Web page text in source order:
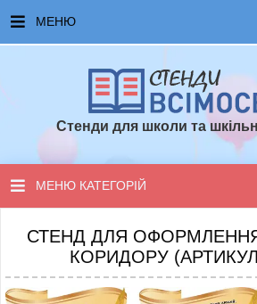
МЕНЮ
ЧАСТІ ЗАПИТАННЯ ТА ВІДПОВІДІ
ТОПОВІ ПРОПОЗИЦІЇ
Стенди для школи та
МЕНЮ КАТЕГОРІЙ
СТЕНДИ ДЛЯ НУШ
СТЕНДИ ДЛЯ ПОЧАТКОВОЇ
СТЕНД ДЛЯ
КОРИДОРУ